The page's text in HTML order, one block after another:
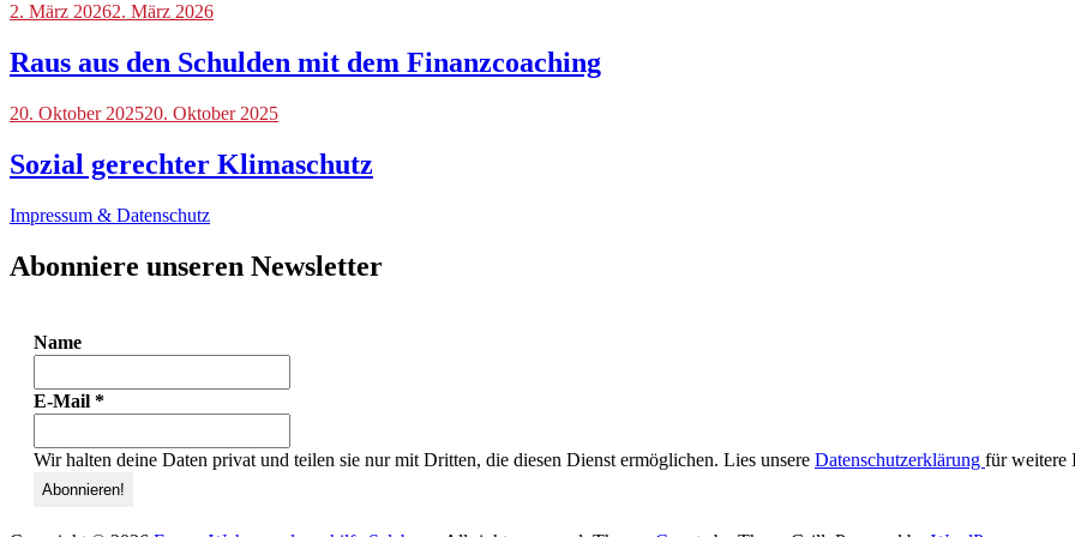
Blog,
2. März 20262. März 2026
Raus aus den Schulden mit dem Finanzcoaching
Blog
20. Oktober 202520. Oktober 2025
Sozial gerechter Klimaschutz
Impressum & Datenschutz
Abonniere unseren Newsletter
Name
E-Mail *
Wir halten deine Daten privat und teilen sie nur mit Dritten, die diesen Dienst ermöglichen. Lies unsere Datenschutzerklärung für weitere